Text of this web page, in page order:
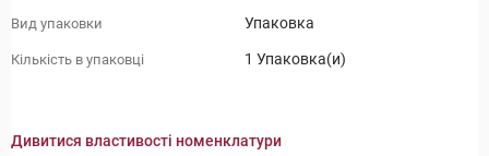
Вид упаковки Упаковка
Кількість в упаковці 1 Упаковка(и)
Дивитися властивості номенклатури